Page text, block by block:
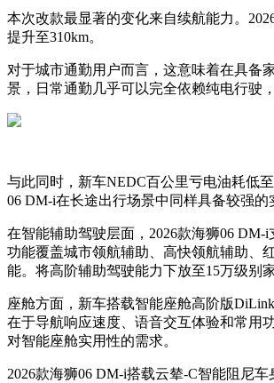
本次改款最显著的变化来自续航能力。
提升至310km。
对于城市通勤用户而言，这意味着在具备
景，日常通勤几乎可以完全依赖纯电行驶
与此同时，新车NEDC百公里亏电油耗低
06 DM-i在长途出行场景中同样具备较强的
在智能辅助驾驶层面，2026款海狮06 DM-
功能覆盖城市领航辅助、高快领航辅助、
能。将高阶辅助驾驶能力下放至15万级别
座舱方面，新车搭载智能座舱高阶版
在于导航响应速度、语音交互体验和常用
对智能座舱实用性的需求。
2026款海狮06 DM-i搭载云辇-C智能阻尼